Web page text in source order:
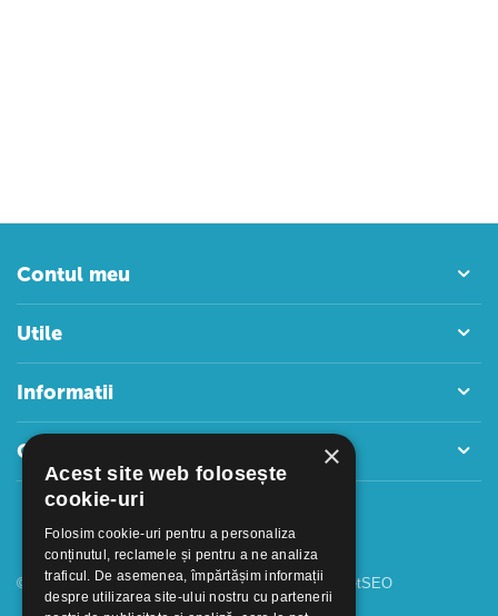
Contul meu
Utile
Informatii
Contact
© 2018 - 2026 GOOFFICE. Realizat si configurat netSEO
×
Acest site web folosește
cookie-uri
Folosim cookie-uri pentru a personaliza
conținutul, reclamele și pentru a ne analiza
traficul. De asemenea, împărtășim informații
despre utilizarea site-ului nostru cu partenerii